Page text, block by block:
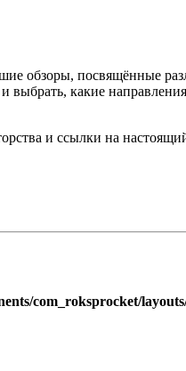
обзоры, посвящённые
какие
и ссылки на
com_roksprocket/